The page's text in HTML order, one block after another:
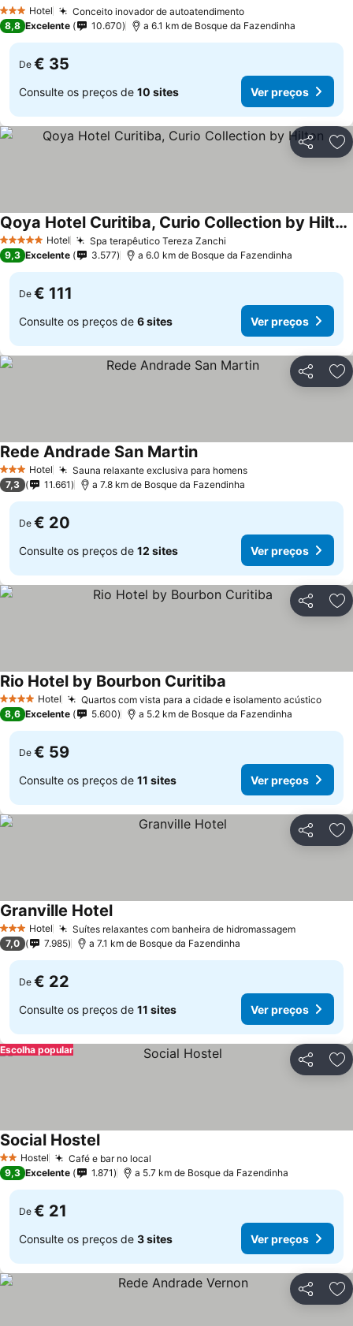
3 EstrelasHotel Conceito inovador de autoatendimento
8,8 Excelente 10.670 a 6.1 km de Bosque da Fazendinha
De € 35
Consulte os preços de 10 sites Ver preços
Partilhar
5 Estrelas Hotel Spa terapêutico Tereza Zanchi
Qoya Hotel Curitiba, Curio Collection by Hilton
9,3 Excelente 3.577 a 6.0 km de Bosque da Fazendinha
De € 111
Consulte os preços de 6 sites Ver preços
Partilhar
3 EstrelasHotel Sauna relaxante exclusiva para homens
Rede Andrade San Martin
7,3 11.661 a 7.8 km de Bosque da Fazendinha
De € 20
Consulte os preços de 12 sites Ver preços
Partilhar
4 EstrelasHotel Quartos com vista para a cidade e isolamento acústico
Rio Hotel by Bourbon Curitiba
8,6 Excelente 5.600 a 5.2 km de Bosque da Fazendinha
De € 59
Consulte os preços de 11 sites Ver preços
Partilhar
3 EstrelasHotel Suítes relaxantes com banheira de hidromassagem
Granville Hotel
7,0 7.985 a 7.1 km de Bosque da Fazendinha
De € 22
Consulte os preços de 11 sites Ver preços
Partilhar
Escolha popular
2 Estrelas
Hostel Café e bar no local
Social Hostel
9,3 Excelente 1.871 a 5.7 km de Bosque da Fazendinha
De € 21
Consulte os preços de 3 sites Ver preços
Partilhar